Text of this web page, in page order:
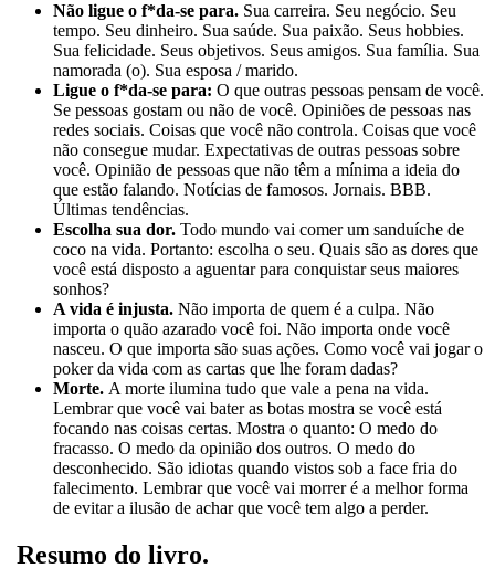
Não ligue o f*da-se para. Sua carreira. Seu negócio. Seu
tempo. Seu dinheiro. Sua saúde. Sua paixão. Seus hobbies.
Sua felicidade. Seus objetivos. Seus amigos. Sua família. Sua
namorada (o). Sua esposa / marido.
Ligue o f*da-se para: O que outras pessoas pensam de você.
Se pessoas gostam ou não de você. Opiniões de pessoas nas
redes sociais. Coisas que você não controla. Coisas que você
não consegue mudar. Expectativas de outras pessoas sobre
você. Opinião de pessoas que não têm a mínima a ideia do
que estão falando. Notícias de famosos. Jornais. BBB.
Últimas tendências.
Escolha sua dor. Todo mundo vai comer um sanduíche de
coco na vida. Portanto: escolha o seu. Quais são as dores que
você está disposto a aguentar para conquistar seus maiores
sonhos?
A vida é injusta. Não importa de quem é a culpa. Não
importa o quão azarado você foi. Não importa onde você
nasceu. O que importa são suas ações. Como você vai jogar o
poker da vida com as cartas que lhe foram dadas?
Morte. A morte ilumina tudo que vale a pena na vida.
Lembrar que você vai bater as botas mostra se você está
focando nas coisas certas. Mostra o quanto: O medo do
fracasso. O medo da opinião dos outros. O medo do
desconhecido. São idiotas quando vistos sob a face fria do
falecimento. Lembrar que você vai morrer é a melhor forma
de evitar a ilusão de achar que você tem algo a perder.
Resumo do livro.